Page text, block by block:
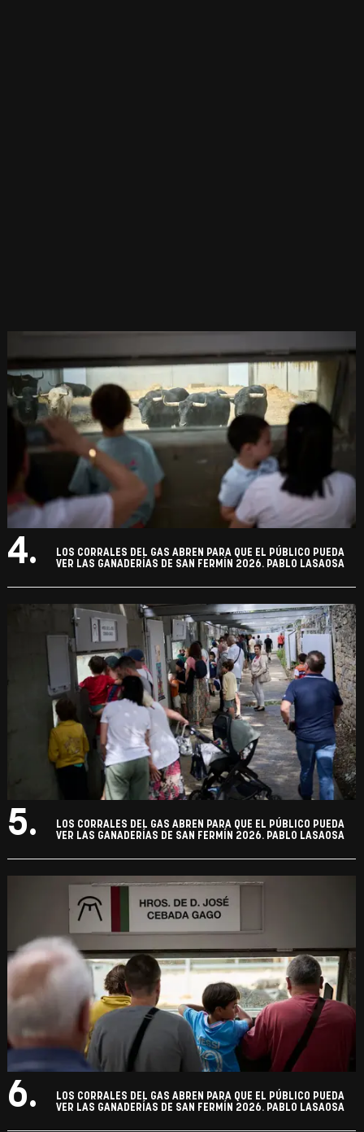
4.
LOS CORRALES DEL GAS ABREN PARA QUE EL PÚBLICO PUEDA
VER LAS GANADERÍAS DE SAN FERMÍN 2026. PABLO LASAOSA
5.
LOS CORRALES DEL GAS ABREN PARA QUE EL PÚBLICO PUEDA
VER LAS GANADERÍAS DE SAN FERMÍN 2026. PABLO LASAOSA
6.
LOS CORRALES DEL GAS ABREN PARA QUE EL PÚBLICO PUEDA
VER LAS GANADERÍAS DE SAN FERMÍN 2026. PABLO LASAOSA